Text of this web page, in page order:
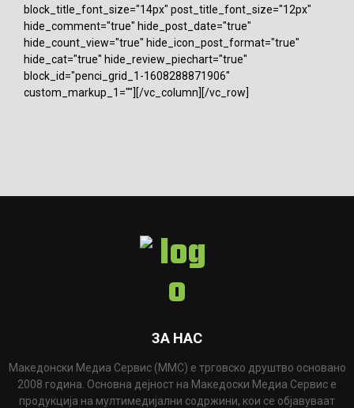
block_title_font_size="14px" post_title_font_size="12px"
hide_comment="true" hide_post_date="true"
hide_count_view="true" hide_icon_post_format="true"
hide_cat="true" hide_review_piechart="true"
block_id="penci_grid_1-1608288871906"
custom_markup_1=""][/vc_column][/vc_row]
ЗА НАС
Македонски Медиа Сервис (ММС) е трговско друштво основано
2008 година. Основна дејност на Македоски Медиа Сервис е
продукција на мултимедијални содржини, кои се објавуваат